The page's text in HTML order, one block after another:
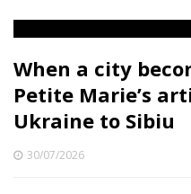
When a city
Petite Marie’s
Ukraine to Sibiu
30/07/2026